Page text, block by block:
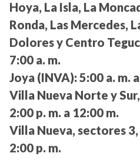
Hoya, La Isla, La
Ronda, Las Mercedes,
Dolores y Centro
7:00 a. m.
Joya (INVA): 5:00 a. m.
Villa Nueva Norte y
2:00 p. m. a 12:00 m.
Villa Nueva, sectores 3,
2:00 p. m.